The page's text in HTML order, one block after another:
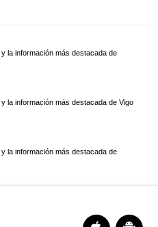
la información más destacada de
la información más destacada de Vigo
la información más destacada de